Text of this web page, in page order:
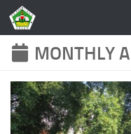
Skip to
MONTHLY